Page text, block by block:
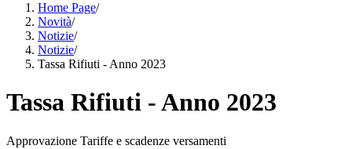
Home Page/
Novità/
Notizie/
Notizie/
Tassa Rifiuti - Anno 2023
Tassa Rifiuti - Anno 2023
Approvazione Tariffe e scadenze versamenti